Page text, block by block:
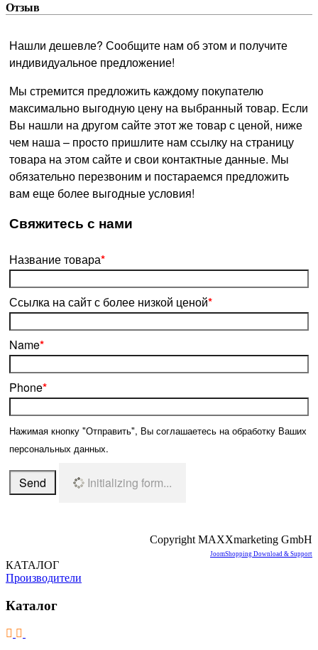
Отзыв
Нашли дешевле? Сообщите нам об этом и получите
индивидуальное предложение!
Мы стремится предложить каждому покупателю
максимально выгодную цену на выбранный товар. Если
Вы нашли на другом сайте этот же товар с ценой, ниже
чем наша – просто пришлите нам ссылку на страницу
товара на этом сайте и свои контактные данные. Мы
обязательно перезвоним и постараемся предложить
вам еще более выгодные условия!
­Свяжитесь с нами
Название товара*
Ссылка на сайт с более низкой ценой*
Name*
Phone*
Нажимая кнопку "Отправить", Вы соглашаетесь на обработку Ваших
персональных данных.
Send Initializing form...
Copyright MAXXmarketing GmbH
JoomShopping Download & Support
КАТАЛОГ
Производители
Каталог